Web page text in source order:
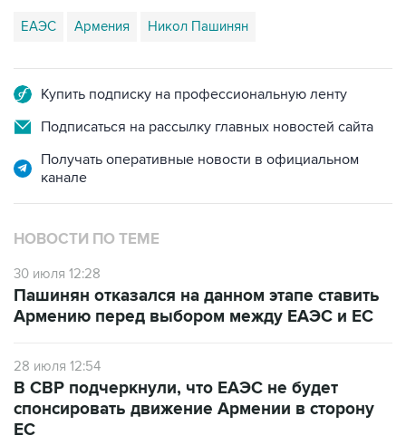
Подписаться на рассылку главных новостей сайта
Получать оперативные новости в официальном
НОВОСТИ ПО ТЕМЕ
30 июля 12:28
Армению перед выбором между ЕАЭС и ЕС
28 июля 12:54
спонсировать движение Армении в сторону
ЕС